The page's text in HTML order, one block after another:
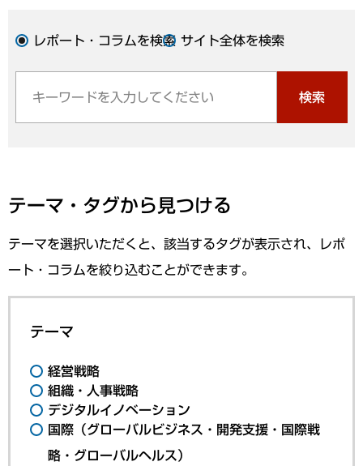
レポート・コラムを検索 サイト全体を検索
検索
テーマ・タグから見つける
テーマを選択いただくと、該当するタグが表示され、レポ
ート・コラムを絞り込むことができます。
テーマ
経営戦略
組織・人事戦略
デジタルイノベーション
国際（グローバルビジネス・開発支援・国際戦
略・グローバルヘルス）